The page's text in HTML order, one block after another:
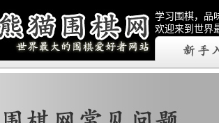
学习围棋，品
欢迎来到世界